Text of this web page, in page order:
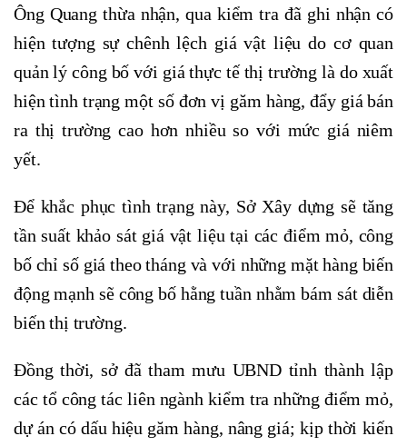
Ông Quang thừa nhận, qua kiểm tra đã ghi nhận có
hiện tượng sự chênh lệch giá vật liệu do cơ quan
quản lý công bố với giá thực tế thị trường là do xuất
hiện tình trạng một số đơn vị găm hàng, đẩy giá bán
ra thị trường cao hơn nhiều so với mức giá niêm
yết.
Để khắc phục tình trạng này, Sở Xây dựng sẽ tăng
tần suất khảo sát giá vật liệu tại các điểm mỏ, công
bố chỉ số giá theo tháng và với những mặt hàng biến
động mạnh sẽ công bố hằng tuần nhằm bám sát diễn
biến thị trường.
Đồng thời, sở đã tham mưu UBND tỉnh thành lập
các tổ công tác liên ngành kiểm tra những điểm mỏ,
dự án có dấu hiệu găm hàng, nâng giá; kịp thời kiến